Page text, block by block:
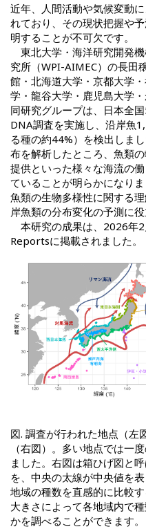
近年、人間活動や気候変動
れており、その現状把握や
明することが不可欠です。
東北大学・海洋研究開発
究所（WPI-AIMEC）の長田
館・北海道大学・京都大学
学・龍谷大学・鹿児島大学
同研究グループは、日本全
DNA調査を実施し、沿岸魚
る種の約44%）を検出しま
布を解析したところ、魚類
提供といった様々な海流の
ていることが明らかになり
魚類の生物多様性に関する
岸魚類の分布変化の予測に
本研究の成果は、2026年
Reportsに掲載されました。
図. 調査が行われた地点（左
（右図）。多い地点では一
ました。右図は箱ひげ図と
を、中央の太線が中央値を
地域の種数を直感的に比較
大きさによって各地域内で
かを調べることができます。